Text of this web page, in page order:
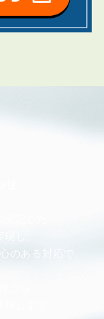
のある対応で、
から
します。